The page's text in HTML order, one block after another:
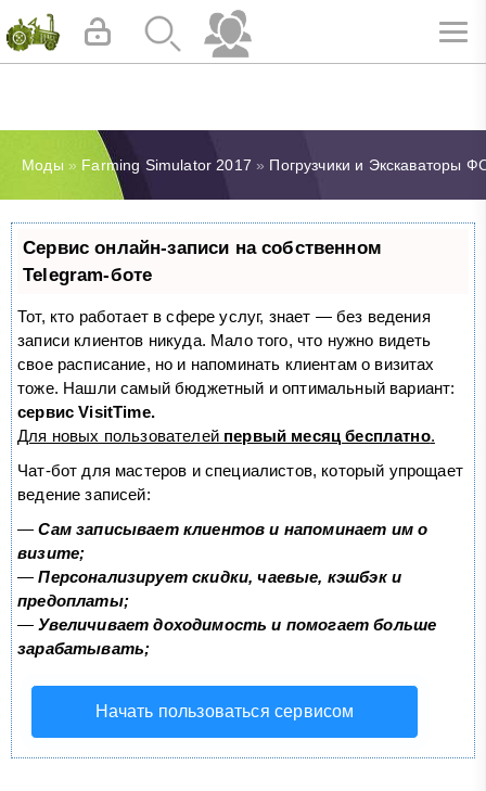
Моды » Farming Simulator 2017 » Погрузчики и Экскаваторы
Сервис онлайн-записи на собственном
Telegram-боте
Тот, кто работает в сфере услуг, знает — без ведения
записи клиентов никуда. Мало того, что нужно видеть
свое расписание, но и напоминать клиентам о визитах
тоже. Нашли самый бюджетный и оптимальный вариант:
сервис VisitTime.
Для новых пользователей первый месяц бесплатно.
Чат-бот для мастеров и специалистов, который упрощает
ведение записей:
—Сам записывает клиентов и напоминает им о
визите;
—Персонализирует скидки, чаевые, кэшбэк и
предоплаты;
—Увеличивает доходимость и помогает больше
зарабатывать;
Начать пользоваться сервисом